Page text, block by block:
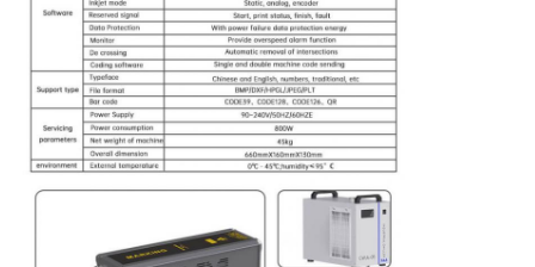
Industrielle Tintenpatronen
Verpackungsmaschine
Industrieller UV-Drucker
Dauerdichte Versiegelungsmaschine